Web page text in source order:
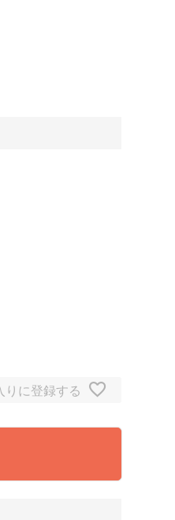
りに登録する